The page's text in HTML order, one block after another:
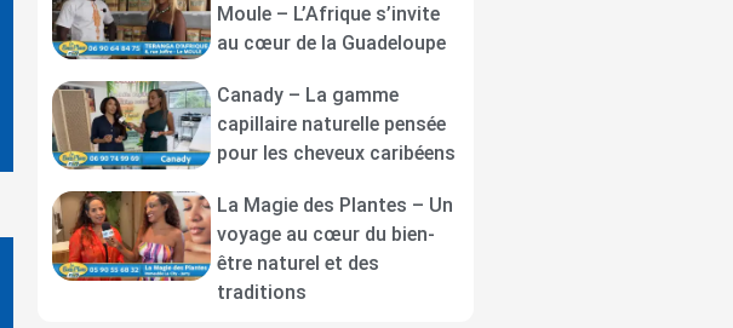
Moule – L’Afrique s’invite
au cœur de la Guadeloupe
Canady – La gamme
capillaire naturelle pensée
pour les cheveux caribéens
La Magie des Plantes – Un
voyage au cœur du bien-
être naturel et des
traditions